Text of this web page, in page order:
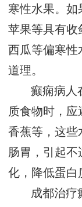
寒性水果。如
苹果等具有收
西瓜等偏寒
道理。
癫痫病人
质食物时，应
香蕉等，这些
肠胃，引起
化，降低蛋白
成都治疗